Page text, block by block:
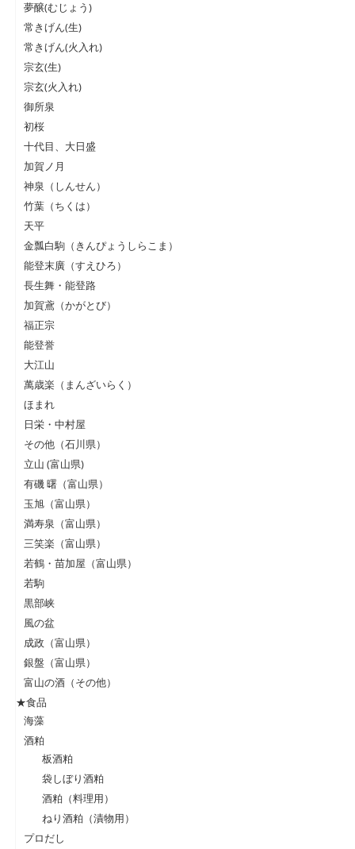
夢醸(むじょう)
常きげん(生)
常きげん(火入れ)
宗玄(生)
宗玄(火入れ)
御所泉
初桜
十代目、大日盛
加賀ノ月
神泉（しんせん）
竹葉（ちくは）
天平
金瓢白駒（きんぴょうしらこま）
能登末廣（すえひろ）
長生舞・能登路
加賀鳶（かがとび）
福正宗
能登誉
大江山
萬歳楽（まんざいらく）
ほまれ
日栄・中村屋
その他（石川県）
立山 (富山県)
有磯 曙（富山県）
玉旭（富山県）
満寿泉（富山県）
三笑楽（富山県）
若鶴・苗加屋（富山県）
若駒
黒部峡
風の盆
成政（富山県）
銀盤（富山県）
富山の酒（その他）
★食品
海藻
酒粕
板酒粕
袋しぼり酒粕
酒粕（料理用）
ねり酒粕（漬物用）
プロだし